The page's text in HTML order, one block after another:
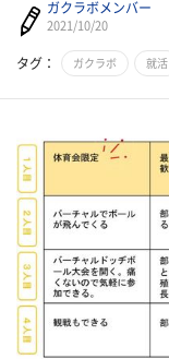
ガクラボメンバー
2021/10/20
タグ： ガクラボ 就活